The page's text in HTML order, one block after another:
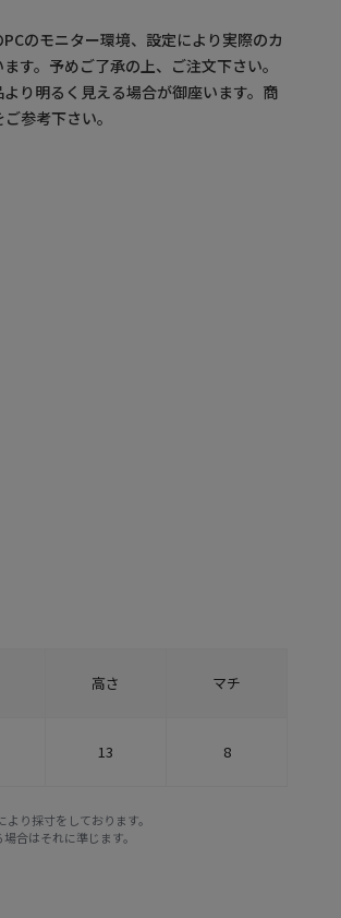
のモニター環境、設定により実際のカ
す。予めご了承の上、ご注文下さい。
り明るく見える場合が御座います。商
参考下さい。
高さ マチ
13 8
り採寸をしております。
合はそれに準じます。